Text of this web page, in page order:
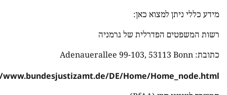
מידע כללי ניתן למצוא כאן:
רשות המשפטים הפדרלית של גרמניה
כתובת: Adenauerallee 99-103, 53113 Bonn
DE/Home/Home_node.html